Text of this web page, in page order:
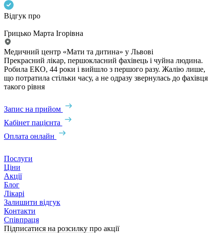
Відгук про
Грицько Марта Ігорівна
Медичний центр «Мати та дитина» у Львові
Прекрасний лікар, першокласний фахівець і чуйна людина.
Робила ЕКО, 44 роки і вийшло з першого разу. Жалію лише,
що потратила стільки часу, а не одразу звернулась до фахівця
такого рівня
Запис на прийом
Кабінет пацієнта
Оплата онлайн
Послуги
Ціни
Акції
Блог
Лікарі
Залишити відгук
Контакти
Співпраця
Підписатися на розсилку про акції